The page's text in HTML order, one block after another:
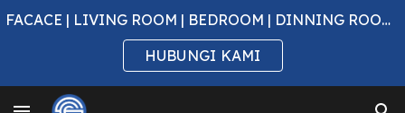
Skip to main content
FACACE | LIVING ROOM | BEDROOM | DINNING ROOM & KITCHEN AREA | REST ROOM | OTHERS
HUBUNGI KAMI